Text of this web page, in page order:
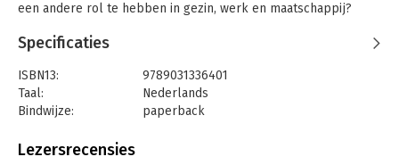
een andere rol te hebben in gezin, werk en maatschappij?
begeleiding spelen? Inzicht in het functioneren, de oorzaken
respectvolle benadering.
Het cahier Mensen met een niet-aangeboren hersenletsel is
geschreven voor mensen die (gaan) werken met cliënten met
deze doelgroep, in eerste instantie sociaal-pedagogische
Specificaties
ISBN13:
9789031336401
Taal:
Nederlands
Bindwijze:
paperback
Uitgever:
Lezersrecensies